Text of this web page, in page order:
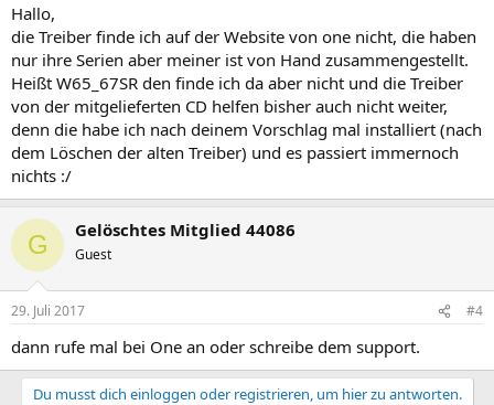
Hallo,
die Treiber finde ich auf der Website von one nicht, die haben
nur ihre Serien aber meiner ist von Hand zusammengestellt.
Heißt W65_67SR den finde ich da aber nicht und die Treiber
von der mitgelieferten CD helfen bisher auch nicht weiter,
denn die habe ich nach deinem Vorschlag mal installiert (nach
dem Löschen der alten Treiber) und es passiert immernoch
nichts :/
G Gelöschtes Mitglied 44086
Guest
29. Juli 2017 #4
dann rufe mal bei One an oder schreibe dem support.
Du musst dich einloggen oder registrieren, um hier zu antworten.